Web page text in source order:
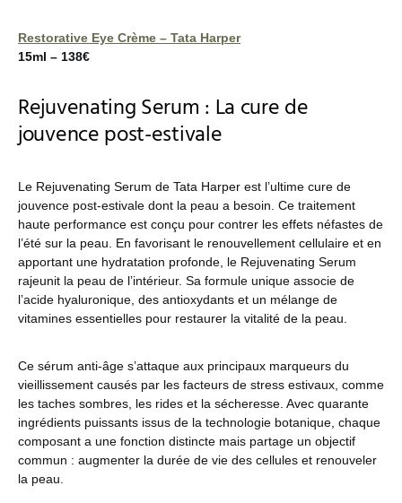
Restorative Eye Crème – Tata Harper
15ml – 138€
Rejuvenating Serum : La cure de
jouvence post-estivale
Le Rejuvenating Serum de Tata Harper est l’ultime cure de
jouvence post-estivale dont la peau a besoin. Ce traitement
haute performance est conçu pour contrer les effets néfastes de
l’été sur la peau. En favorisant le renouvellement cellulaire et en
apportant une hydratation profonde, le Rejuvenating Serum
rajeunit la peau de l’intérieur. Sa formule unique associe de
l’acide hyaluronique, des antioxydants et un mélange de
vitamines essentielles pour restaurer la vitalité de la peau.
Ce sérum anti-âge s’attaque aux principaux marqueurs du
vieillissement causés par les facteurs de stress estivaux, comme
les taches sombres, les rides et la sécheresse. Avec quarante
ingrédients puissants issus de la technologie botanique, chaque
composant a une fonction distincte mais partage un objectif
commun : augmenter la durée de vie des cellules et renouveler
la peau.